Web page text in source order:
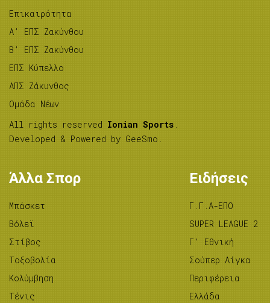
Επικαιρότητα
A’ ΕΠΣ Ζακύνθου
B’ ΕΠΣ Ζακύνθου
ΕΠΣ Κύπελλο
ΑΠΣ Ζάκυνθος
Ομάδα Νέων
All rights reserved Ionian Sports .
Developed & Powered by GeeSmo .
Άλλα Σπορ
Μπάσκετ
Βόλεϊ
Στίβος
Tοξοβολία
Κολύμβηση
Τένις
Ειδήσεις
Γ.Γ.Α-ΕΠΟ
SUPER LEAGUE 2
Γ’ Εθνική
Σούπερ Λίγκα
Περιφέρεια
Ελλάδα